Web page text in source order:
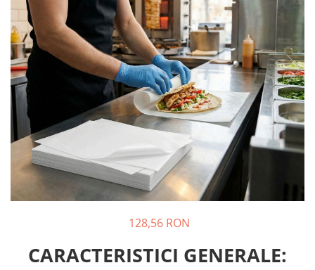
Pungi de hartie ciocolatii
Pungi de hartie mov
Pungi de hartie bordeaux
Cutii cartofi prajiti
Cutii mancare chinezeasca
Boluri supa cu capac de unica
folosinta
Caserole salata din carton
Boluri unica folosinta din trestie
zahar
Suporti pahare din carton
Barcute din carton
Cutii pentru paste din carton
Sosiere din plastic cu capac128,56 RON
CARACTERISTICI GENERALE: